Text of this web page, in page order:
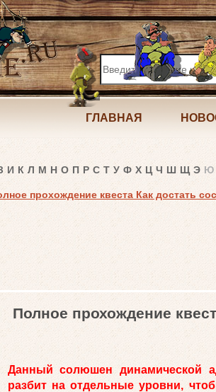
ГЛАВНАЯ
И К Л М Н О П Р С Т У Ф Х Ц Ч Ш Щ Э Ю
прохождение квеста Как достать
Полное прохождение
Данный солюшен динамической
разбит на отдельные уровни,